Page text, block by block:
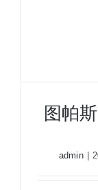
图帕
admin